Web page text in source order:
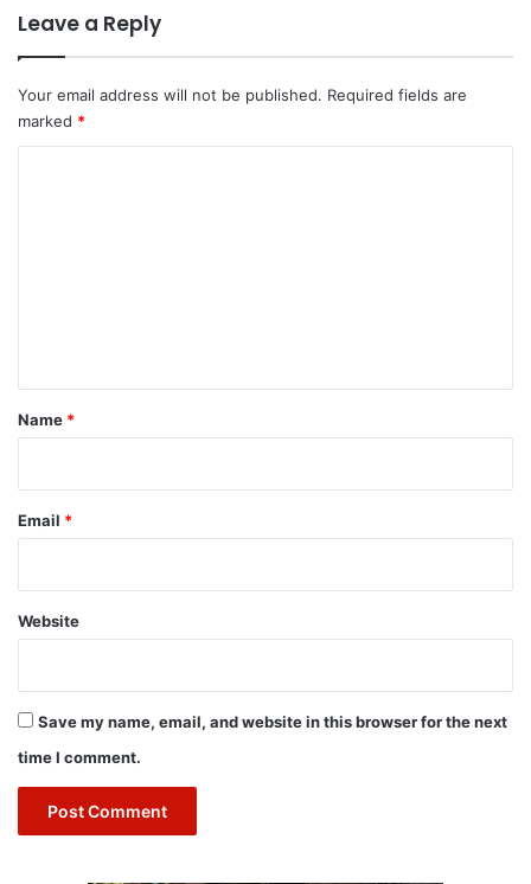
Leave a Reply
Your email address will not be published. Required fields are
marked *
*
Name *
Email *
Website
Save my name, email, and website in this browser for the next
time I comment.